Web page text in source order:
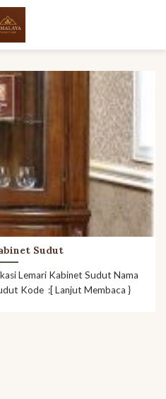
Sudut
Lemari Kabinet Sudut Nama
Kode :[ Lanjut Membaca }